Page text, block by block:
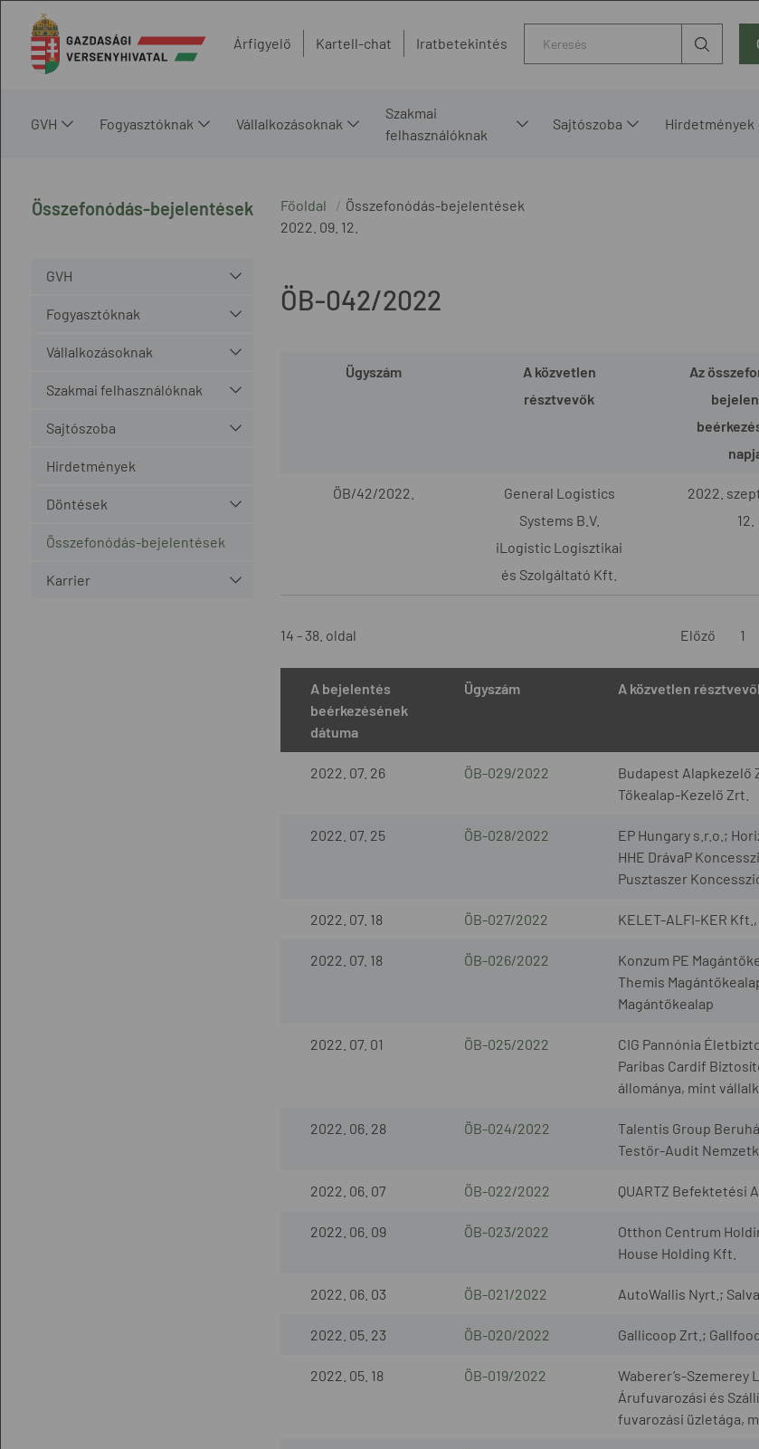
Árfigyelő Kartell-chat Iratbetekintés
GVH Fogyasztóknak Vállalkozásoknak
Szakmai
felhasználóknak
Sajtószoba Hirdetmények
Összefonódás-bejelentések
GVH
Fogyasztóknak
Vállalkozásoknak
Szakmai felhasználóknak
Sajtószoba
Hirdetmények
Döntések
Összefonódás-bejelentések
Karrier
Főoldal
Összefonódás-bejelentések
2022. 09. 12.
ÖB-042/2022
Ügyszám
A közvetlen
résztvevők
Az
ÖB/42/2022.
General Logistics
Systems B.V.
iLogistic Logisztikai
és Szolgáltató Kft.
2022.
12.
14 - 38. oldal Előző 1
A bejelentés
beérkezésének
dátuma
Ügyszám A közvetlen
2022. 07. 26 ÖB-029/2022
Budapest Alapkezelő
Tőkealap-Kezelő Zrt.
2022. 07. 25 ÖB-028/2022
EP Hungary s.r.o.;
HHE DrávaP
Pusztaszer
2022. 07. 18 ÖB-027/2022 KELET-ALFI-KER
2022. 07. 18 ÖB-026/2022
Konzum PE
Themis
Magántőkealap
2022. 07. 01 ÖB-025/2022
CIG Pannónia
Paribas Cardif
állománya, mint
2022. 06. 28 ÖB-024/2022
Talentis Group
Testőr-Audit
2022. 06. 07 ÖB-022/2022 QUARTZ Befektetési
2022. 06. 09 ÖB-023/2022
Otthon Centrum
House Holding Kft.
2022. 06. 03 ÖB-021/2022 AutoWallis Nyrt.;
2022. 05. 23 ÖB-020/2022 Gallicoop Zrt.;
2022. 05. 18 ÖB-019/2022
Waberer’s-Szemerey
Árufuvarozási és
fuvarozási üzletága,